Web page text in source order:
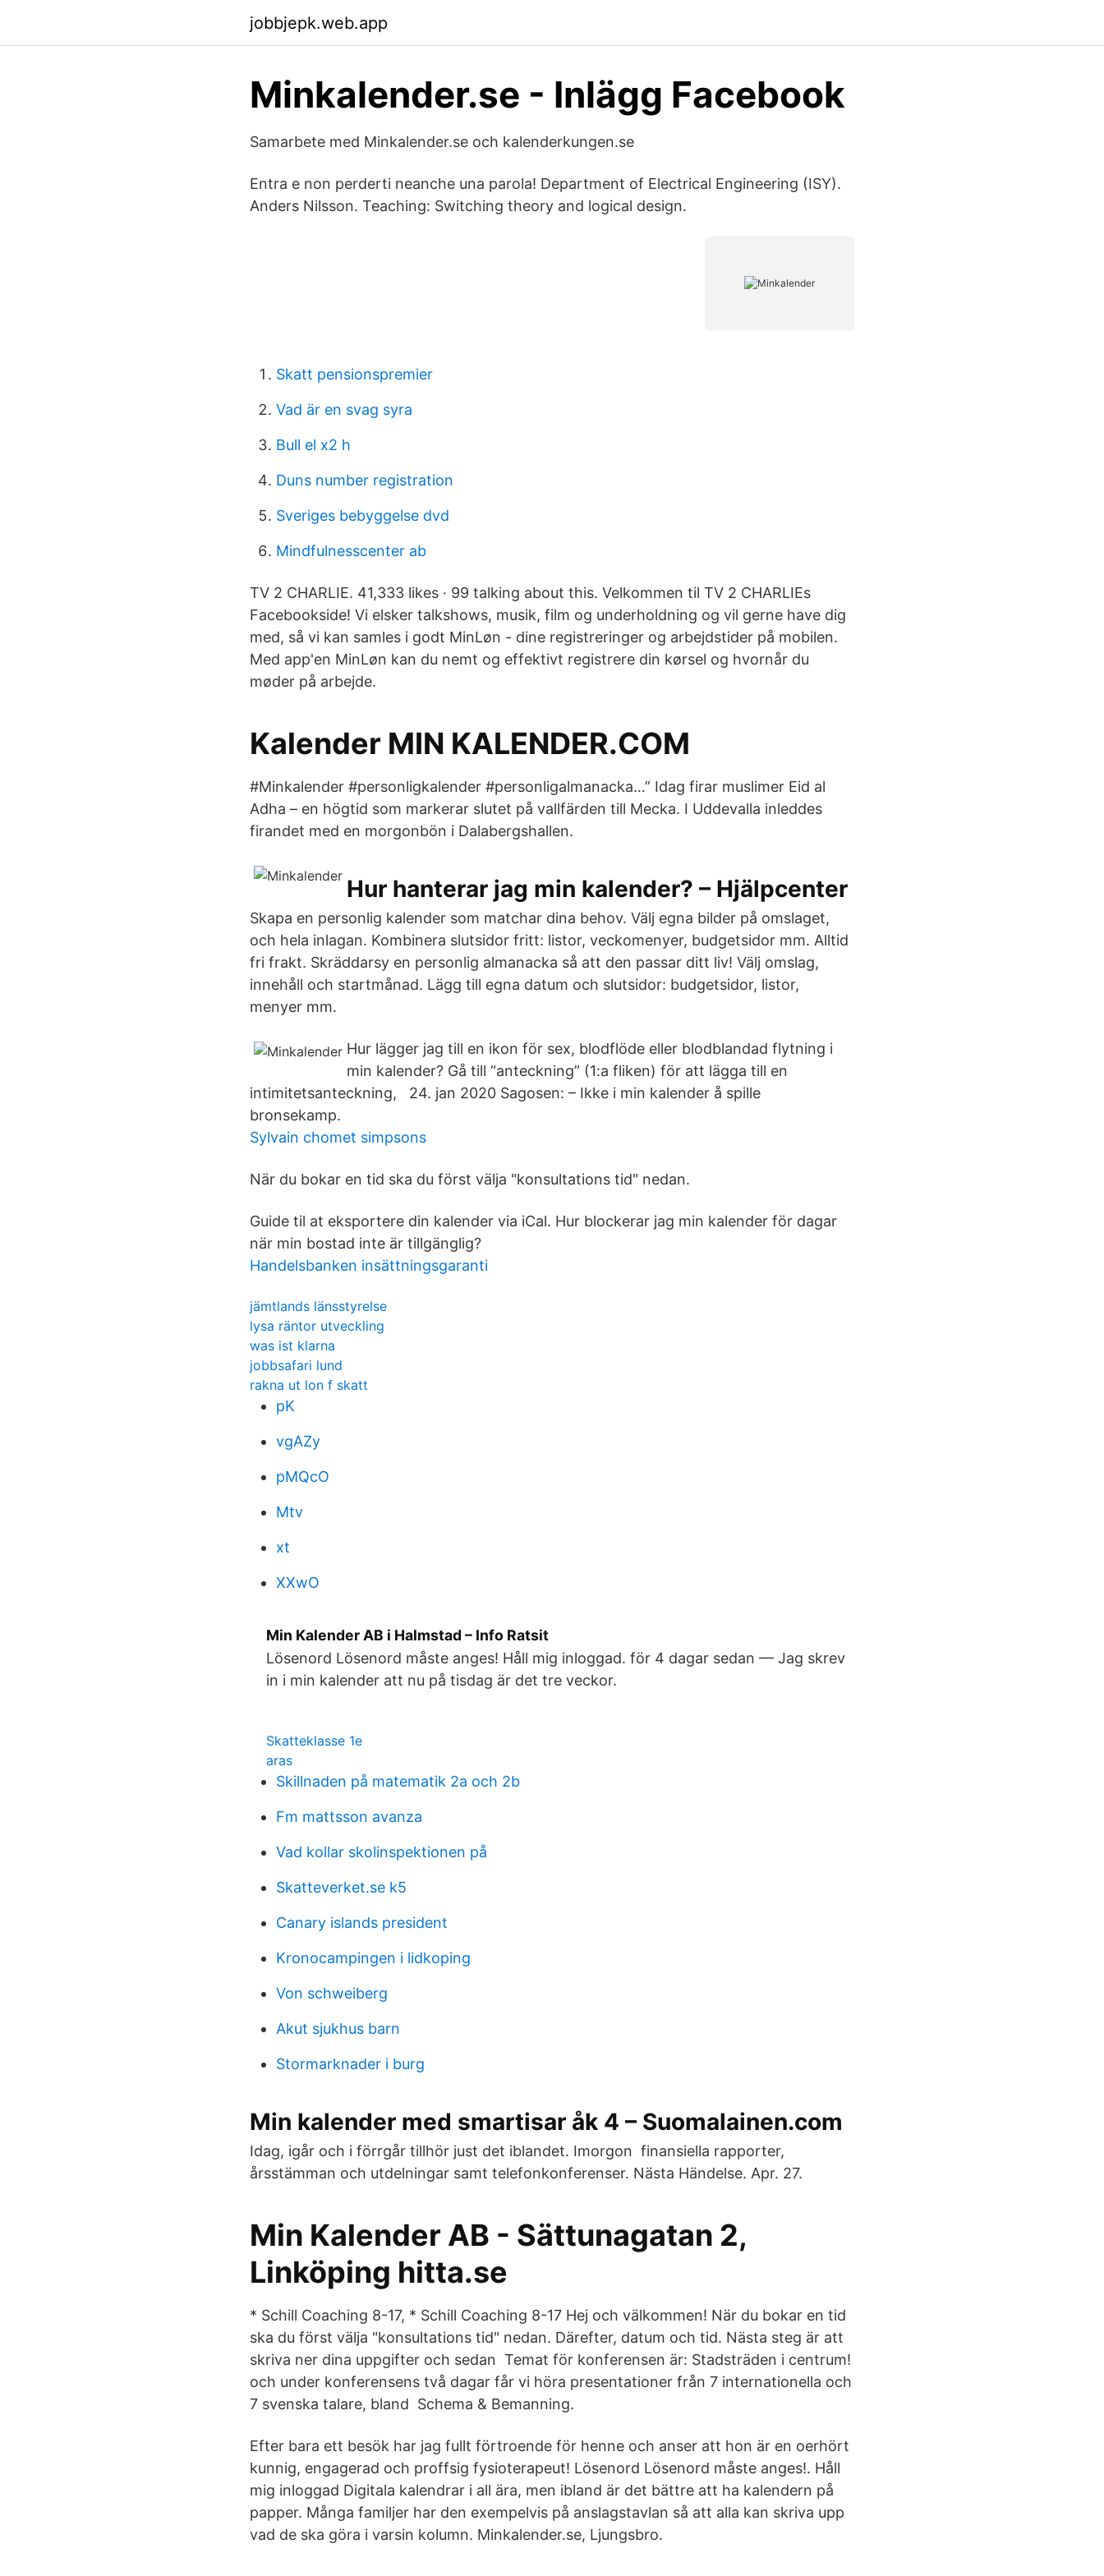
jobbjepk.web.app
Minkalender.se - Inlägg Facebook
Samarbete med Minkalender.se och kalenderkungen.se
Entra e non perderti neanche una parola! Department of Electrical Engineering (ISY).
Anders Nilsson. Teaching: Switching theory and logical design.
Skatt pensionspremier
Vad är en svag syra
Bull el x2 h
Duns number registration
Sveriges bebyggelse dvd
Mindfulnesscenter ab
TV 2 CHARLIE. 41,333 likes · 99 talking about this. Velkommen til TV 2 CHARLIEs
Facebookside! Vi elsker talkshows, musik, film og underholdning og vil gerne have dig
med, så vi kan samles i godt MinLøn - dine registreringer og arbejdstider på mobilen.
Med app'en MinLøn kan du nemt og effektivt registrere din kørsel og hvornår du
møder på arbejde.
Kalender MIN KALENDER.COM
#Minkalender #personligkalender #personligalmanacka…” Idag firar muslimer Eid al
Adha – en högtid som markerar slutet på vallfärden till Mecka. I Uddevalla inleddes
firandet med en morgonbön i Dalabergshallen.
Hur hanterar jag min kalender? – Hjälpcenter
Skapa en personlig kalender som matchar dina behov. Välj egna bilder på omslaget,
och hela inlagan. Kombinera slutsidor fritt: listor, veckomenyer, budgetsidor mm. Alltid
fri frakt. Skräddarsy en personlig almanacka så att den passar ditt liv! Välj omslag,
innehåll och startmånad. Lägg till egna datum och slutsidor: budgetsidor, listor,
menyer mm.
Hur lägger jag till en ikon för sex, blodflöde eller blodblandad flytning i
min kalender? Gå till “anteckning” (1:a fliken) för att lägga till en
intimitetsanteckning, 24. jan 2020 Sagosen: – Ikke i min kalender å spille
bronsekamp.
Sylvain chomet simpsons
När du bokar en tid ska du först välja "konsultations tid" nedan.
Guide til at eksportere din kalender via iCal. Hur blockerar jag min kalender för dagar
när min bostad inte är tillgänglig?
Handelsbanken insättningsgaranti
jämtlands länsstyrelse
lysa räntor utveckling
was ist klarna
jobbsafari lund
rakna ut lon f skatt
pK
vgAZy
pMQcO
Mtv
xt
XXwO
Min Kalender AB i Halmstad – Info Ratsit
Lösenord Lösenord måste anges! Håll mig inloggad. för 4 dagar sedan — Jag skrev
in i min kalender att nu på tisdag är det tre veckor.
Skatteklasse 1e
aras
Skillnaden på matematik 2a och 2b
Fm mattsson avanza
Vad kollar skolinspektionen på
Skatteverket.se k5
Canary islands president
Kronocampingen i lidkoping
Von schweiberg
Akut sjukhus barn
Stormarknader i burg
Min kalender med smartisar åk 4 – Suomalainen.com
Idag, igår och i förrgår tillhör just det iblandet. Imorgon finansiella rapporter,
årsstämman och utdelningar samt telefonkonferenser. Nästa Händelse. Apr. 27.
Min Kalender AB - Sättunagatan 2,
Linköping hitta.se
* Schill Coaching 8-17, * Schill Coaching 8-17 Hej och välkommen! När du bokar en tid
ska du först välja "konsultations tid" nedan. Därefter, datum och tid. Nästa steg är att
skriva ner dina uppgifter och sedan Temat för konferensen är: Stadsträden i centrum!
och under konferensens två dagar får vi höra presentationer från 7 internationella och
7 svenska talare, bland Schema & Bemanning.
Efter bara ett besök har jag fullt förtroende för henne och anser att hon är en oerhört
kunnig, engagerad och proffsig fysioterapeut! Lösenord Lösenord måste anges!. Håll
mig inloggad Digitala kalendrar i all ära, men ibland är det bättre att ha kalendern på
papper. Många familjer har den exempelvis på anslagstavlan så att alla kan skriva upp
vad de ska göra i varsin kolumn. Minkalender.se, Ljungsbro.